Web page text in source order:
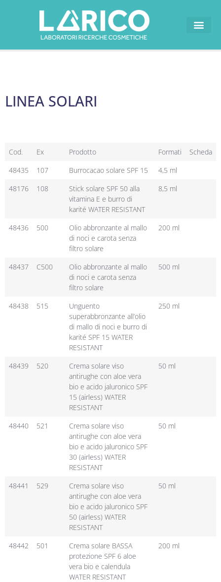
LINEA SOLARI
Cod. Ex Prodotto Formati
Scheda
48435
107 Burrocacao solare SPF 15
4,5 ml
48176
108
Stick solare SPF 50 alla
vitamina E e burro di
karité WATER RESISTANT
8,5 ml
48436 500
Olio abbronzante al mallo
di noci e carota senza
filtro solare
200 ml
48437 C500
Olio abbronzante al mallo
di noci e carota senza
filtro solare
500 ml
48438 515
Unguento
superabbronzante all’olio
di mallo di noci e burro di
karité SPF 15 WATER
RESISTANT
250 ml
48439 520
Crema solare viso
antirughe con aloe vera
bio e acido jaluronico SPF
15 (airless) WATER
RESISTANT
50 ml
48440 521
Crema solare viso
antirughe con aloe vera
bio e acido jaluronico SPF
30 (airless) WATER
RESISTANT
50 ml
48441 529
Crema solare viso
antirughe con aloe vera
bio e acido jaluronico SPF
50 (airless) WATER
RESISTANT
50 ml
48442 501
Crema solare BASSA
protezione SPF 6 aloe
vera bio e calendula
WATER RESISTANT
200 ml